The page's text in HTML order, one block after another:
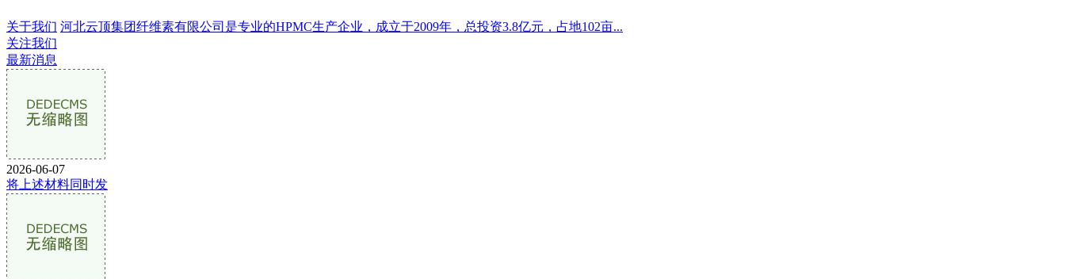
关于我们 河北云顶集团纤维素有限公司是专业的HPMC生产企业，成立于2009年，总投资3.8亿元，占地102亩...
关注我们
最新消息
2026-06-07
将上述材料同时发